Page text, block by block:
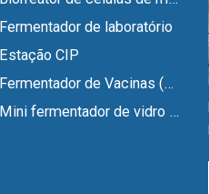
Fermentador de laboratório
Estação CIP
Fermentador de Vacinas (GMP)
Mini fermentador de vidro de laboratório